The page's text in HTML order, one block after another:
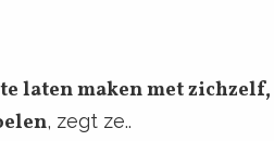
laten maken met
, zegt ze..